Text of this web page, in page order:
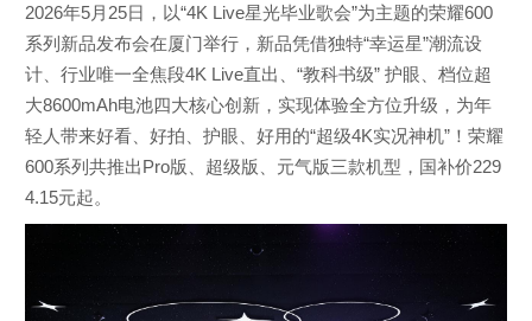
2026年5月25日，以“4K Live星光毕业歌会”为主题的荣耀600
系列新品发布会在厦门举行，新品凭借独特“幸运星”潮流设
计、行业唯一全焦段4K Live直出、“教科书级” 护眼、档位超
大8600mAh电池四大核心创新，实现体验全方位升级，为年
轻人带来好看、好拍、护眼、好用的“超级4K实况神机”！荣耀
600系列共推出Pro版、超级版、元气版三款机型，国补价229
4.15元起。